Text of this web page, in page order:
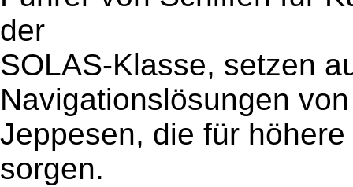
der
SOLAS-Klasse, setzen
Navigationslösungen von
Jeppesen, die für
sorgen.